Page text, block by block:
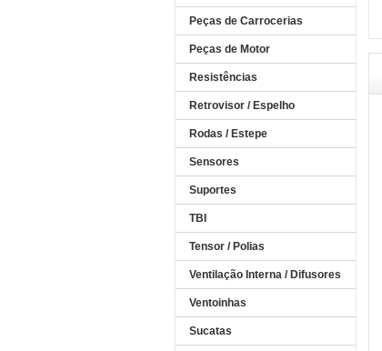
Peças de Carrocerias
Peças de Motor
Resistências
Retrovisor / Espelho
Rodas / Estepe
Sensores
Suportes
TBI
Tensor / Polias
Ventilação Interna / Difusores
Ventoinhas
Sucatas